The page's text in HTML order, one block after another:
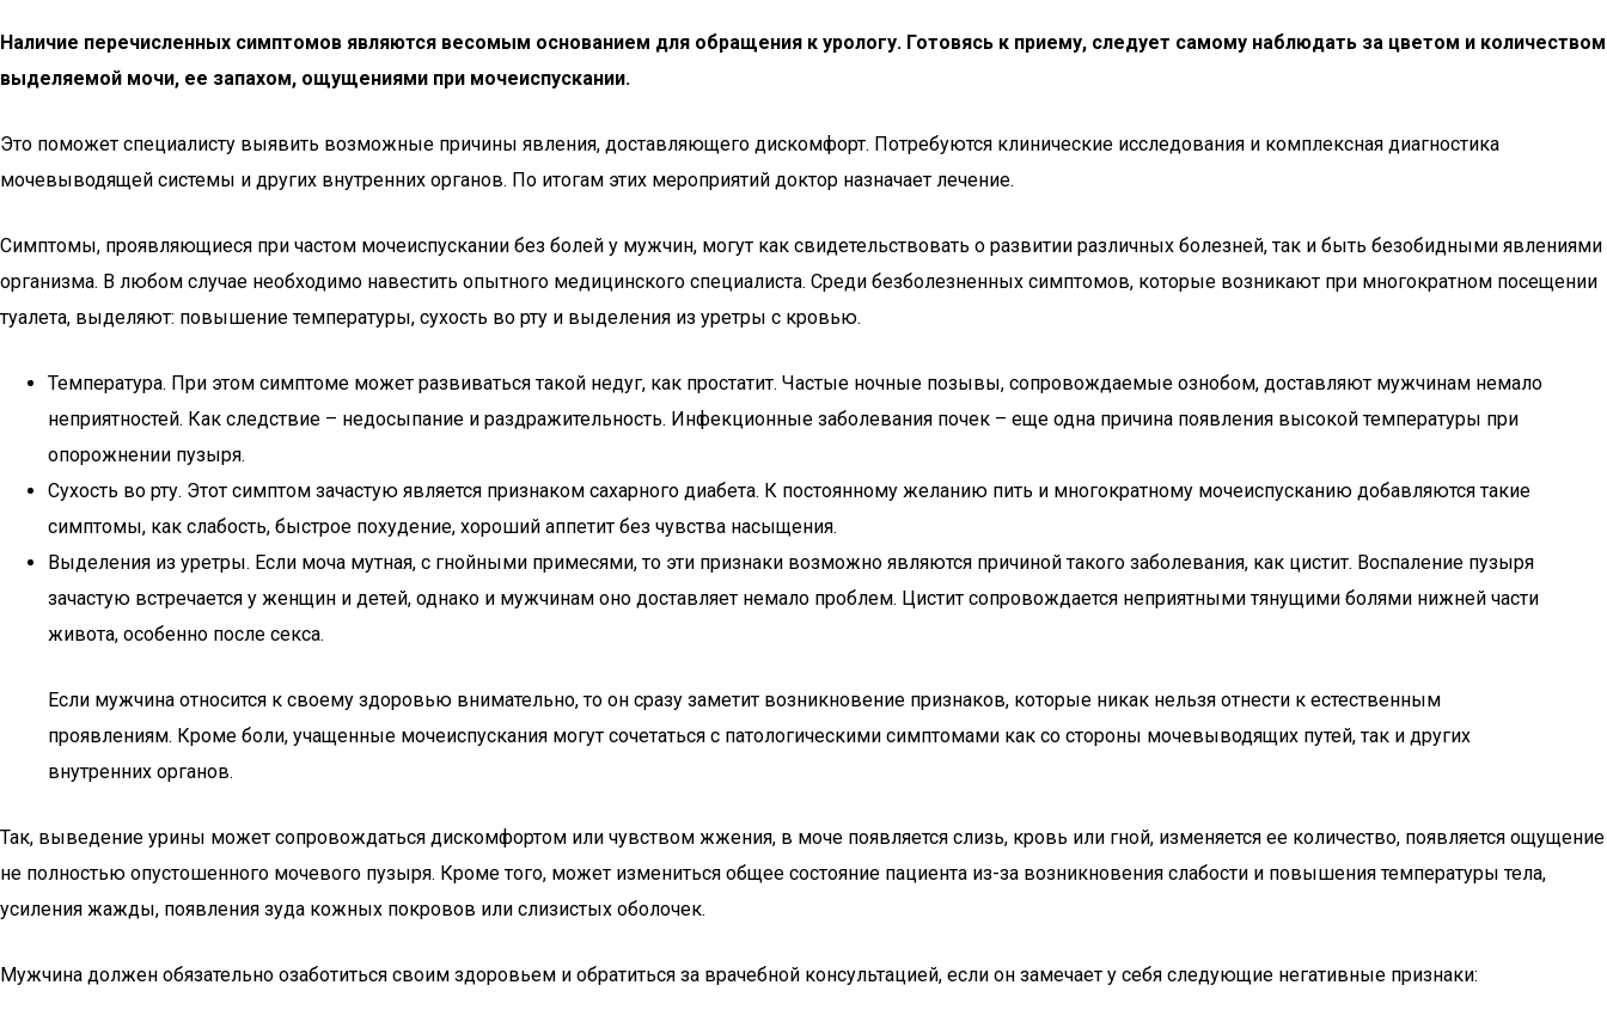
Наличие перечисленных симптомов являются весомым основанием для обращения к урологу. Готовясь к приему, следует самому наблюдать за цветом и количеством
выделяемой мочи, ее запахом, ощущениями при мочеиспускании.
Это поможет специалисту выявить возможные причины явления, доставляющего дискомфорт. Потребуются клинические исследования и комплексная диагностика
мочевыводящей системы и других внутренних органов. По итогам этих мероприятий доктор назначает лечение.
Симптомы, проявляющиеся при частом мочеиспускании без болей у мужчин, могут как свидетельствовать о развитии различных болезней, так и быть безобидными явлениями
организма. В любом случае необходимо навестить опытного медицинского специалиста. Среди безболезненных симптомов, которые возникают при многократном посещении
туалета, выделяют: повышение температуры, сухость во рту и выделения из уретры с кровью.
Температура. При этом симптоме может развиваться такой недуг, как простатит. Частые ночные позывы, сопровождаемые ознобом, доставляют мужчинам немало
неприятностей. Как следствие – недосыпание и раздражительность. Инфекционные заболевания почек – еще одна причина появления высокой температуры при
опорожнении пузыря.
Сухость во рту. Этот симптом зачастую является признаком сахарного диабета. К постоянному желанию пить и многократному мочеиспусканию добавляются такие
симптомы, как слабость, быстрое похудение, хороший аппетит без чувства насыщения.
Выделения из уретры. Если моча мутная, с гнойными примесями, то эти признаки возможно являются причиной такого заболевания, как цистит. Воспаление пузыря
зачастую встречается у женщин и детей, однако и мужчинам оно доставляет немало проблем. Цистит сопровождается неприятными тянущими болями нижней части
живота, особенно после секса.
Если мужчина относится к своему здоровью внимательно, то он сразу заметит возникновение признаков, которые никак нельзя отнести к естественным
проявлениям. Кроме боли, учащенные мочеиспускания могут сочетаться с патологическими симптомами как со стороны мочевыводящих путей, так и других
внутренних органов.
Так, выведение урины может сопровождаться дискомфортом или чувством жжения, в моче появляется слизь, кровь или гной, изменяется ее количество, появляется ощущение
не полностью опустошенного мочевого пузыря. Кроме того, может измениться общее состояние пациента из-за возникновения слабости и повышения температуры тела,
усиления жажды, появления зуда кожных покровов или слизистых оболочек.
Мужчина должен обязательно озаботиться своим здоровьем и обратиться за врачебной консультацией, если он замечает у себя следующие негативные признаки: